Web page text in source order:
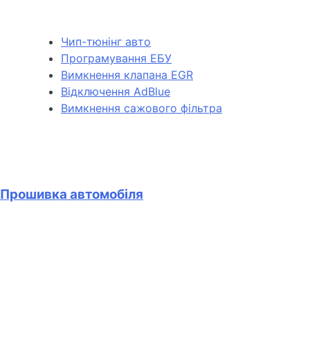
Чип-тюнінг авто
Програмування ЕБУ
Вимкнення клапана EGR
Відключення AdBlue
Вимкнення сажового фільтра
Прошивка автомобіля